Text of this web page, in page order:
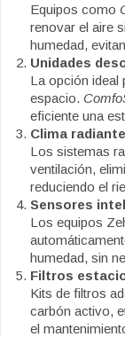
Equipos como
renovar el aire
humedad,
Unidades
La opción ideal
espacio.
eficiente una
Clima
Los sistemas
ventilación,
reduciendo el
Sensores
Los equipos
humedad, sin
Filtros
Kits de filtros
carbón activo,
el